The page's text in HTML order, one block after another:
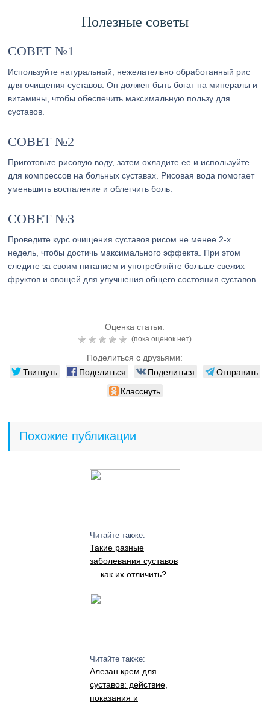
Полезные советы
СОВЕТ №1
Используйте натуральный, нежелательно обработанный рис
для очищения суставов. Он должен быть богат на минералы и
витамины, чтобы обеспечить максимальную пользу для
суставов.
СОВЕТ №2
Приготовьте рисовую воду, затем охладите ее и используйте
для компрессов на больных суставах. Рисовая вода помогает
уменьшить воспаление и облегчить боль.
СОВЕТ №3
Проведите курс очищения суставов рисом не менее 2-х
недель, чтобы достичь максимального эффекта. При этом
следите за своим питанием и употребляйте больше свежих
фруктов и овощей для улучшения общего состояния суставов.
Оценка статьи:
(пока оценок нет)
Поделиться с друзьями:
Твитнуть Поделиться Поделиться
Отправить
Класснуть
Похожие публикации
Читайте также:
Такие разные
заболевания суставов
— как их отличить?
Читайте также:
Алезан крем для
суставов: действие,
показания и